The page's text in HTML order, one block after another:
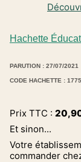
Hachette
PARUTION : 27/07/2021
CODE HACHETTE :
Prix TTC :
Et sinon...
Votre
commander